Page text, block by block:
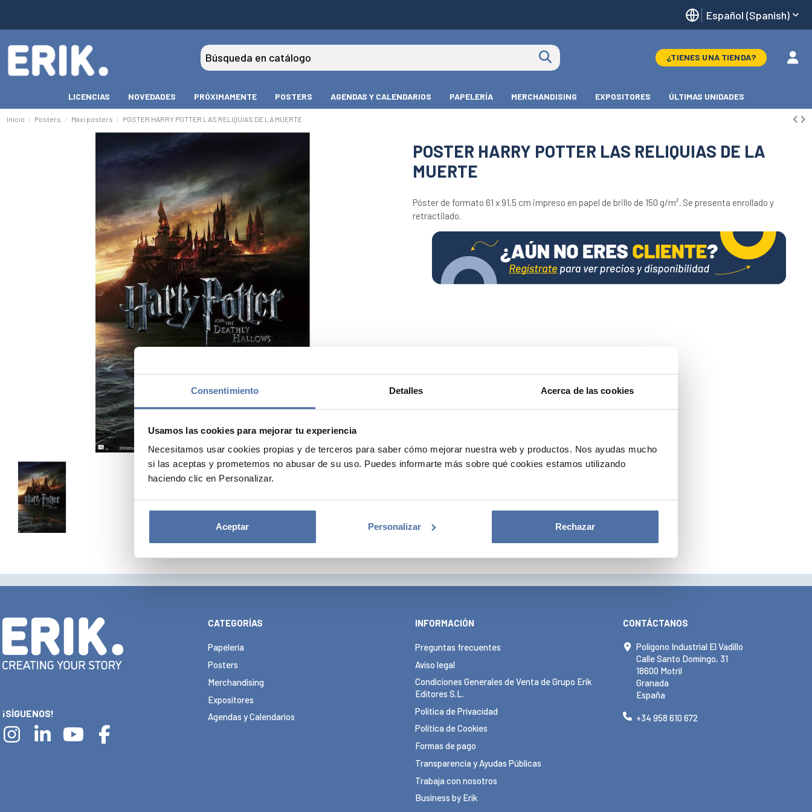
Consentimiento Detalles Acerca de las cookies
Usamos las cookies para mejorar tu experiencia
Necesitamos usar cookies propias y de terceros para saber cómo mejorar nuestra web y productos. Nos ayudas mucho
si las aceptas y prometemos no abusar de su uso. Puedes informarte más sobre qué cookies estamos utilizando
haciendo clic en Personalizar.
Rechazar
Personalizar
Aceptar
Español (Spanish)
¿TIENES UNA TIENDA?
LICENCIAS NOVEDADES PRÓXIMAMENTE POSTERS AGENDAS Y CALENDARIOS PAPELERÍA MERCHANDISING EXPOSITORES ÚLTIMAS UNIDADES
Inicio Posters Maxi posters POSTER HARRY POTTER LAS RELIQUIAS DE LA MUERTE
POSTER HARRY POTTER LAS RELIQUIAS DE LA
MUERTE
Póster de formato 61 x 91,5 cm impreso en papel de brillo de 150 g/m². Se presenta enrollado y
retractilado.
¡SÍGUENOS!
CATEGORÍAS
Papelería
Posters
Merchandising
Expositores
Agendas y Calendarios
INFORMACIÓN
Preguntas frecuentes
Aviso legal
Condiciones Generales de Venta de Grupo Erik
Editores S.L.
Política de Privacidad
Política de Cookies
Formas de pago
Transparencia y Ayudas Públicas
Trabaja con nosotros
Business by Erik
CONTÁCTANOS
Poligono Industrial El Vadillo
Calle Santo Domingo, 31
18600 Motril
Granada
España
+34 958 610 672